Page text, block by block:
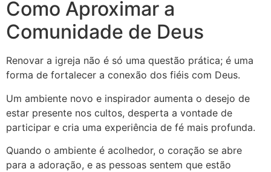
Como Aproximar a
Comunidade de Deus
Renovar a igreja não é só uma questão prática; é uma
forma de fortalecer a conexão dos fiéis com Deus.
Um ambiente novo e inspirador aumenta o desejo de
estar presente nos cultos, desperta a vontade de
participar e cria uma experiência de fé mais profunda.
Quando o ambiente é acolhedor, o coração se abre
para a adoração, e as pessoas sentem que estão